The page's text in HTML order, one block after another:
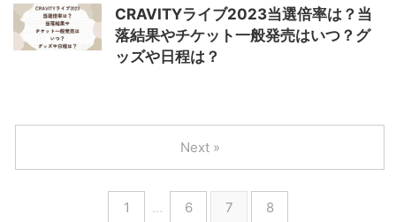
CRAVITYライブ2023当選倍率は？当
落結果やチケット一般発売はいつ？グ
ッズや日程は？
1 … 6 7 8
Next »